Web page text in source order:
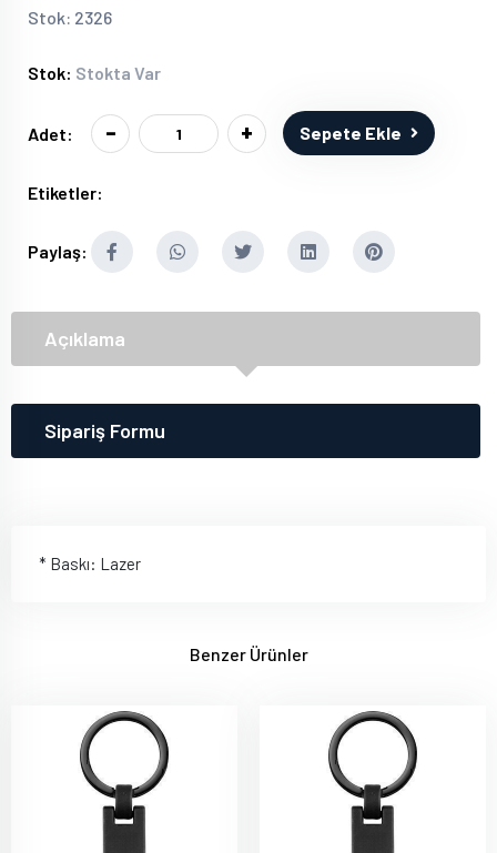
Stok: 2326
Stok: Stokta Var
Adet: - + Sepete Ekle
Etiketler:
Paylaş:
Açıklama
Sipariş Formu
* Baskı: Lazer
Benzer Ürünler